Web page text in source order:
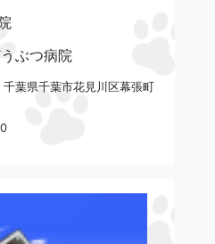
ぶつ病院
葉県千葉市花見川区幕張町